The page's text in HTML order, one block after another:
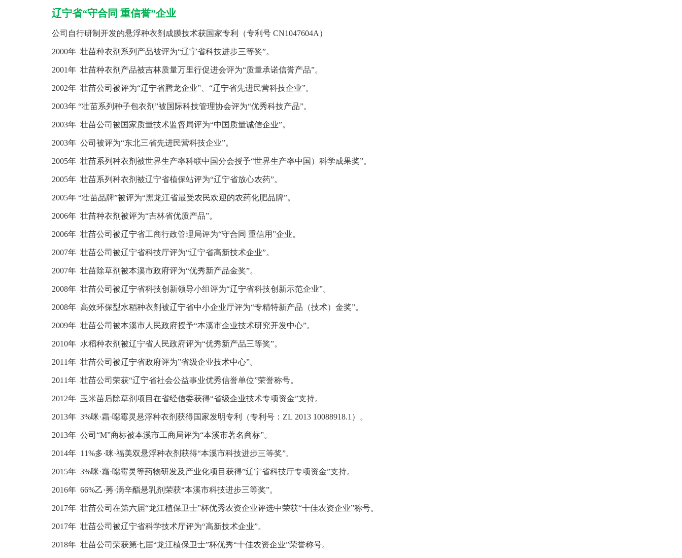
辽宁省“守合同 重信誉”企业
公司自行研制开发的悬浮种衣剂成膜技术获国家专利（专利号 CN1047604A）
2000年 壮苗种衣剂系列产品被评为“辽宁省科技进步三等奖”。
2001年 壮苗种衣剂产品被吉林质量万里行促进会评为“质量承诺信誉产品”。
2002年 壮苗公司被评为“辽宁省腾龙企业”、“辽宁省先进民营科技企业”。
2003年 “壮苗系列种子包衣剂”被国际科技管理协会评为“优秀科技产品”。
2003年 壮苗公司被国家质量技术监督局评为“中国质量诚信企业”。
2003年 公司被评为“东北三省先进民营科技企业”。
2005年 壮苗系列种衣剂被世界生产率科联中国分会授予“世界生产率中国）科学成果奖”。
2005年 壮苗系列种衣剂被辽宁省植保站评为“辽宁省放心农药”。
2005年 “壮苗品牌”被评为“黑龙江省最受农民欢迎的农药化肥品牌”。
2006年 壮苗种衣剂被评为“吉林省优质产品”。
2006年 壮苗公司被辽宁省工商行政管理局评为“守合同 重信用”企业。
2007年 壮苗公司被辽宁省科技厅评为“辽宁省高新技术企业”。
2007年 壮苗除草剂被本溪市政府评为“优秀新产品金奖”。
2008年 壮苗公司被辽宁省科技创新领导小组评为“辽宁省科技创新示范企业”。
2008年 高效环保型水稻种衣剂被辽宁省中小企业厅评为“专精特新产品（技术）金奖”。
2009年 壮苗公司被本溪市人民政府授予“本溪市企业技术研究开发中心”。
2010年 水稻种衣剂被辽宁省人民政府评为“优秀新产品三等奖”。
2011年 壮苗公司被辽宁省政府评为”省级企业技术中心”。
2011年 壮苗公司荣获“辽宁省社会公益事业优秀信誉单位”荣誉称号。
2012年 玉米苗后除草剂项目在省经信委获得“省级企业技术专项资金”支持。
2013年 3%咪·霜·噁霉灵悬浮种衣剂获得国家发明专利（专利号：ZL 2013 10088918.1）。
2013年 公司“M”商标被本溪市工商局评为“本溪市著名商标”。
2014年 11%多·咪·福美双悬浮种衣剂获得“本溪市科技进步三等奖”。
2015年 3%咪·霜·噁霉灵等药物研发及产业化项目获得”辽宁省科技厅专项资金”支持。
2016年 66%乙·莠·滴辛酯悬乳剂荣获“本溪市科技进步三等奖”。
2017年 壮苗公司在第六届“龙江植保卫士”杯优秀农资企业评选中荣获“十佳农资企业”称号。
2017年 壮苗公司被辽宁省科学技术厅评为“高新技术企业”。
2018年 壮苗公司荣获第七届“龙江植保卫士”杯优秀“十佳农资企业”荣誉称号。